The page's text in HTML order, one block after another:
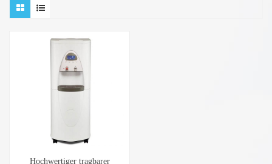
Hochwertiger tragbarer